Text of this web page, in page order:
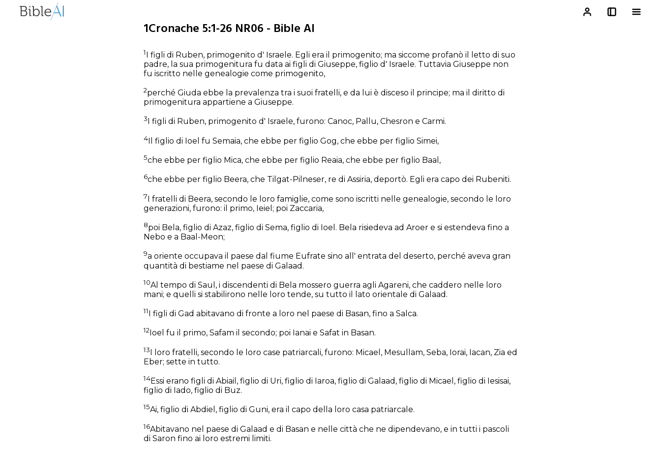
1Cronache 5:1-26 NR06 - Bible AI
1I figli di Ruben, primogenito d' Israele. Egli era il primogenito; ma siccome profanò il letto di suo
padre, la sua primogenitura fu data ai figli di Giuseppe, figlio d' Israele. Tuttavia Giuseppe non
fu iscritto nelle genealogie come primogenito,
2perché Giuda ebbe la prevalenza tra i suoi fratelli, e da lui è disceso il principe; ma il diritto di
primogenitura appartiene a Giuseppe.
3 I figli di Ruben, primogenito d' Israele, furono: Canoc, Pallu, Chesron e Carmi.
4Il figlio di Ioel fu Semaia, che ebbe per figlio Gog, che ebbe per figlio Simei,
5che ebbe per figlio Mica, che ebbe per figlio Reaia, che ebbe per figlio Baal,
6che ebbe per figlio Beera, che Tilgat-Pilneser, re di Assiria, deportò. Egli era capo dei Rubeniti.
7I fratelli di Beera, secondo le loro famiglie, come sono iscritti nelle genealogie, secondo le loro
generazioni, furono: il primo, Ieiel; poi Zaccaria,
8poi Bela, figlio di Azaz, figlio di Sema, figlio di Ioel. Bela risiedeva ad Aroer e si estendeva fino a
Nebo e a Baal-Meon;
9a oriente occupava il paese dal fiume Eufrate sino all' entrata del deserto, perché aveva gran
quantità di bestiame nel paese di Galaad.
10Al tempo di Saul, i discendenti di Bela mossero guerra agli Agareni, che caddero nelle loro
mani; e quelli si stabilirono nelle loro tende, su tutto il lato orientale di Galaad.
11 I figli di Gad abitavano di fronte a loro nel paese di Basan, fino a Salca.
12 Ioel fu il primo, Safam il secondo; poi Ianai e Safat in Basan.
13I loro fratelli, secondo le loro case patriarcali, furono: Micael, Mesullam, Seba, Iorai, Iacan, Zia ed
Eber; sette in tutto.
14Essi erano figli di Abiail, figlio di Uri, figlio di Iaroa, figlio di Galaad, figlio di Micael, figlio di Iesisai,
figlio di Iado, figlio di Buz.
15Ai, figlio di Abdiel, figlio di Guni, era il capo della loro casa patriarcale.
16Abitavano nel paese di Galaad e di Basan e nelle città che ne dipendevano, e in tutti i pascoli
di Saron fino ai loro estremi limiti.